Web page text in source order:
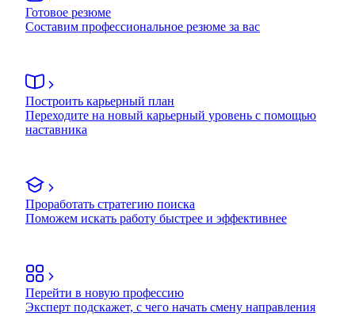
Готовое резюме
Составим профессиональное резюме за вас
Построить карьерный план
Переходите на новый карьерный уровень с помощью
наставника
Проработать стратегию поиска
Поможем искать работу быстрее и эффективнее
Перейти в новую профессию
Эксперт подскажет, с чего начать смену направления